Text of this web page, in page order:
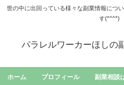
世の中に出回っている様々な副業情報につ
す(*^^*)
パラレルワーカーほしの
ホーム プロフィール 副業相談